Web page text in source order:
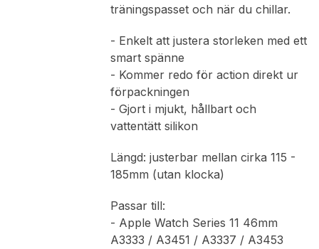
träningspasset och när du chillar.
- Enkelt att justera storleken med ett
smart spänne
- Kommer redo för action direkt ur
förpackningen
- Gjort i mjukt, hållbart och
vattentätt silikon
Längd: justerbar mellan cirka 115 -
185mm (utan klocka)
Passar till:
- Apple Watch Series 11 46mm
A3333 / A3451 / A3337 / A3453